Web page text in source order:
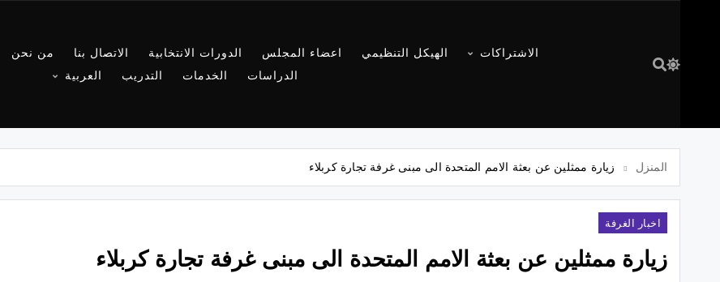
الاشتراكات الهيكل التنظيمي اعضاء المجلس الدورات الانتخابية الاتصال بنا من نحن
الدراسات
الخدمات التدريب العربية
المنزل زيارة ممثلين عن بعثة الامم المتحدة الى مبنى غرفة تجارة كربلاء
اخبار الغرفة
زيارة ممثلين عن بعثة الامم المتحدة الى مبنى غرفة تجارة كربلاء